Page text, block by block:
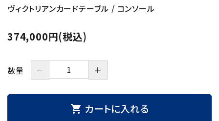
ヴィクトリアンカードテーブル / コンソール
374,000円(税込)
数量 － ＋
shopping_cart カートに入れる